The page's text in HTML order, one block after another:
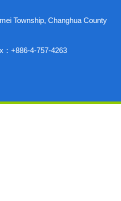
Township, Changhua County
：+886-4-757-4263